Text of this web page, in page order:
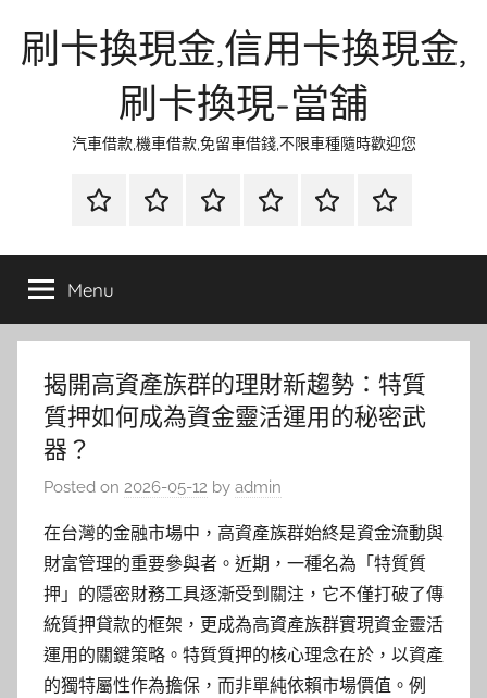
刷卡換現金,信用卡換現金,
刷卡換現-當舖
汽車借款,機車借款,免留車借錢,不限車種隨時歡迎您
首
當
金
網
資
流
時
環
清
聯
徵
Menu
揭開高資產族群的理財新趨勢：特質
質押如何成為資金靈活運用的秘密武
器？
Posted on 2026-05-12 by admin
在台灣的金融市場中，高資產族群始終是資金流動與
財富管理的重要參與者。近期，一種名為「特質質
押」的隱密財務工具逐漸受到關注，它不僅打破了傳
統質押貸款的框架，更成為高資產族群實現資金靈活
運用的關鍵策略。特質質押的核心理念在於，以資產
的獨特屬性作為擔保，而非單純依賴市場價值。例